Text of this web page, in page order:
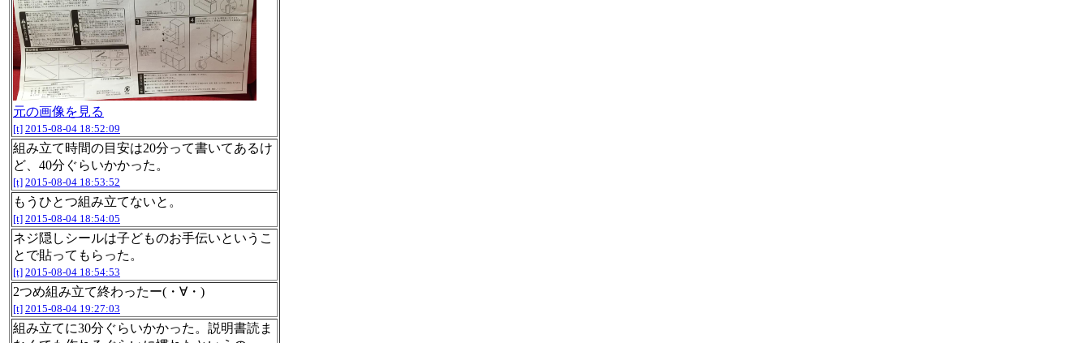
元の画像を見る
[t] 2015-08-04 18:52:09
組み立て時間の目安は20分って書いてあるけ
ど、40分ぐらいかかった。
[t] 2015-08-04 18:53:52
もうひとつ組み立てないと。
[t] 2015-08-04 18:54:05
ネジ隠しシールは子どものお手伝いというこ
とで貼ってもらった。
[t] 2015-08-04 18:54:53
2つめ組み立て終わったー(・∀・)
[t] 2015-08-04 19:27:03
組み立てに30分ぐらいかかった。説明書読ま